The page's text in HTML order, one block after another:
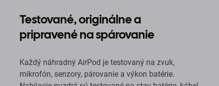
Testované, originálne a
pripravené na spárovanie
Každý náhradný AirPod je testovaný na zvuk,
mikrofón, senzory, párovanie a výkon batérie.